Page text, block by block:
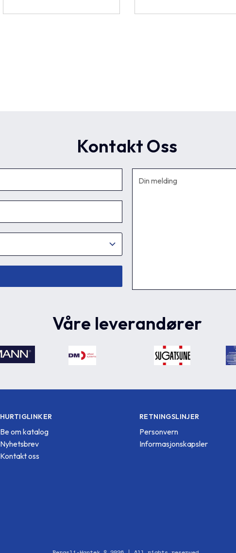
Kontakt Oss
Våre leverandører
HURTIGLINKER
Be om katalog
Nyhetsbrev
Kontakt oss
RETNINGSLINJER
Personvern
Informasjonskapsler